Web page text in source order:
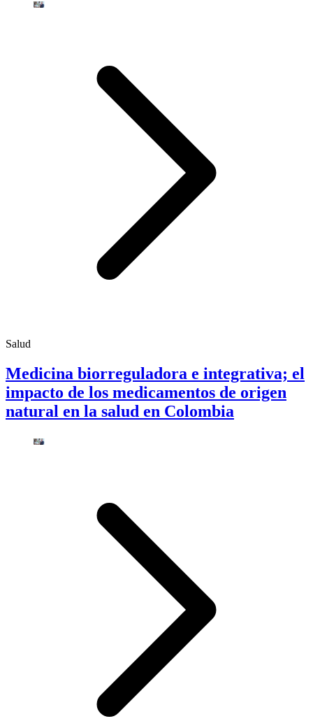
Salud
Medicina biorreguladora e integrativa; el
impacto de los medicamentos de origen
natural en la salud en Colombia